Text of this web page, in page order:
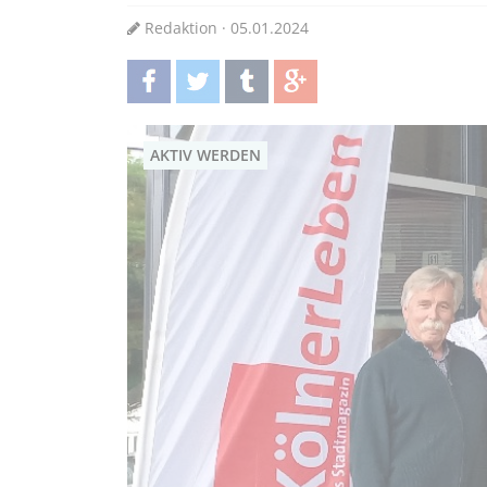
Redaktion · 05.01.2024
teilentwittern teilen teilen
AKTIV WERDEN